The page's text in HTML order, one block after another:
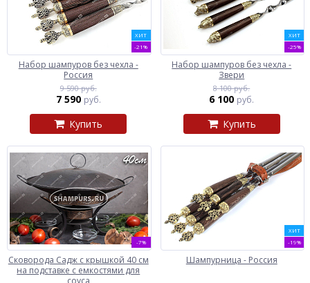
ХИТ
-21%
Набор шампуров без чехла -
Россия
9 590 руб.
7 590 руб.
Купить
ХИТ
-25%
Набор шампуров без чехла -
Звери
8 100 руб.
6 100 руб.
Купить
-7%
Сковорода Садж с крышкой 40 см
на подставке с емкостями для
соуса
ХИТ
-19%
Шампурница - Россия